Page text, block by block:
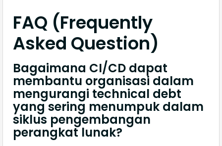
FAQ (Frequently
Asked Question)
Bagaimana CI/CD dapat
membantu organisasi dalam
mengurangi technical debt
yang sering menumpuk dalam
siklus pengembangan
perangkat lunak?